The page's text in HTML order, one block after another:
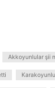
Akkoyunlular şii